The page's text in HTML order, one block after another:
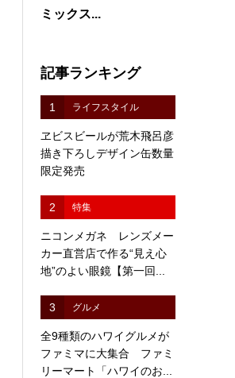
ミックス...
記事ランキング
1 ライフスタイル
ヱビスビールが荒木飛呂彦
描き下ろしデザイン缶数量
限定発売
2 特集
ニコンメガネ レンズメー
カー直営店で作る“見え心
地”のよい眼鏡【第一回...
3 グルメ
全9種類のハワイグルメが
ファミマに大集合 ファミ
リーマート「ハワイのお...